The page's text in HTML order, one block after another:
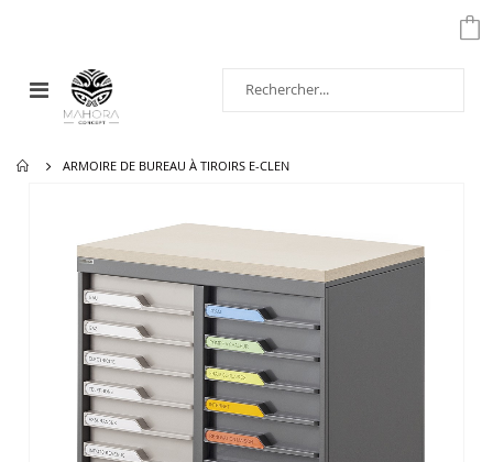
Affichage
navigation
ARMOIRE DE BUREAU À TIROIRS E-CLEN
d’images